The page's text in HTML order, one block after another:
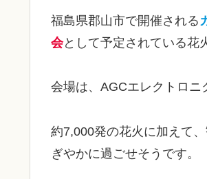
福島県郡山市で開催される
会として予定されている花
会場は、AGCエレクトロニ
約7,000発の花火に加えて
ぎやかに過ごせそうです。